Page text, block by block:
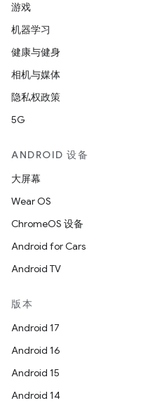
游戏
机器学习
健康与健身
相机与媒体
隐私权政策
5G
ANDROID 设备
大屏幕
Wear OS
ChromeOS 设备
Android for Cars
Android TV
版本
Android 17
Android 16
Android 15
Android 14